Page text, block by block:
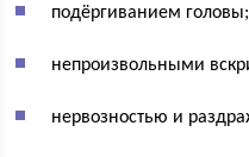
подёргиванием головы;
непроизвольными
нервозностью и